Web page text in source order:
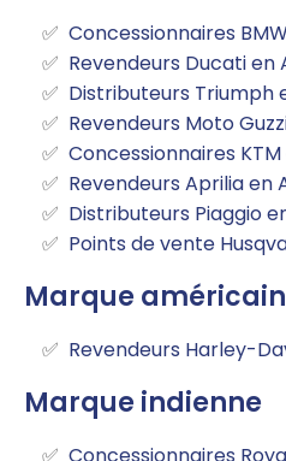
Concessionnaires
Revendeurs Ducati en
Distributeurs Triumph
Revendeurs Moto
Concessionnaires
Revendeurs Aprilia en
Distributeurs Piaggio
Points de vente
Marque
Revendeurs Harley-
Marque indienne
Concessionnaires